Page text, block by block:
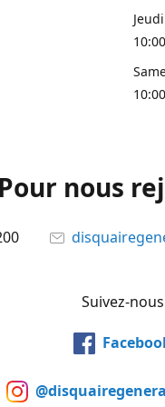
Pour nous
Suivez-nous